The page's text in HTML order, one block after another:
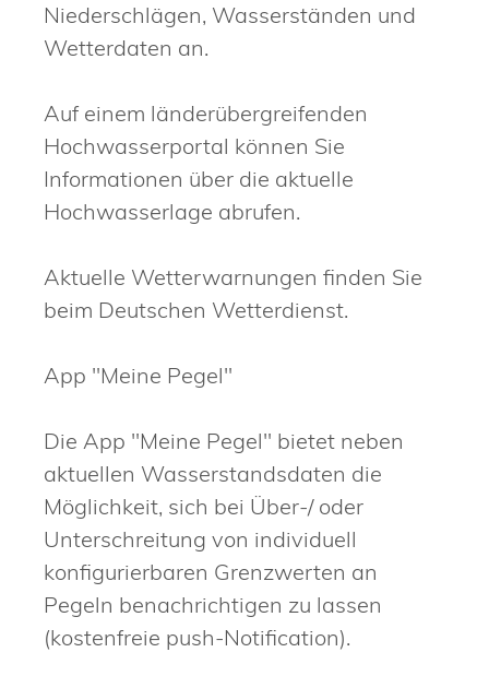
Niederschlägen, Wasserständen und
Wetterdaten an.
Auf einem länderübergreifenden
Hochwasserportal können Sie
Informationen über die aktuelle
Hochwasserlage abrufen.
Aktuelle Wetterwarnungen finden Sie
beim Deutschen Wetterdienst.
App "Meine Pegel"
Die App "Meine Pegel" bietet neben
aktuellen Wasserstandsdaten die
Möglichkeit, sich bei Über-/ oder
Unterschreitung von individuell
konfigurierbaren Grenzwerten an
Pegeln benachrichtigen zu lassen
(kostenfreie push-Notification).